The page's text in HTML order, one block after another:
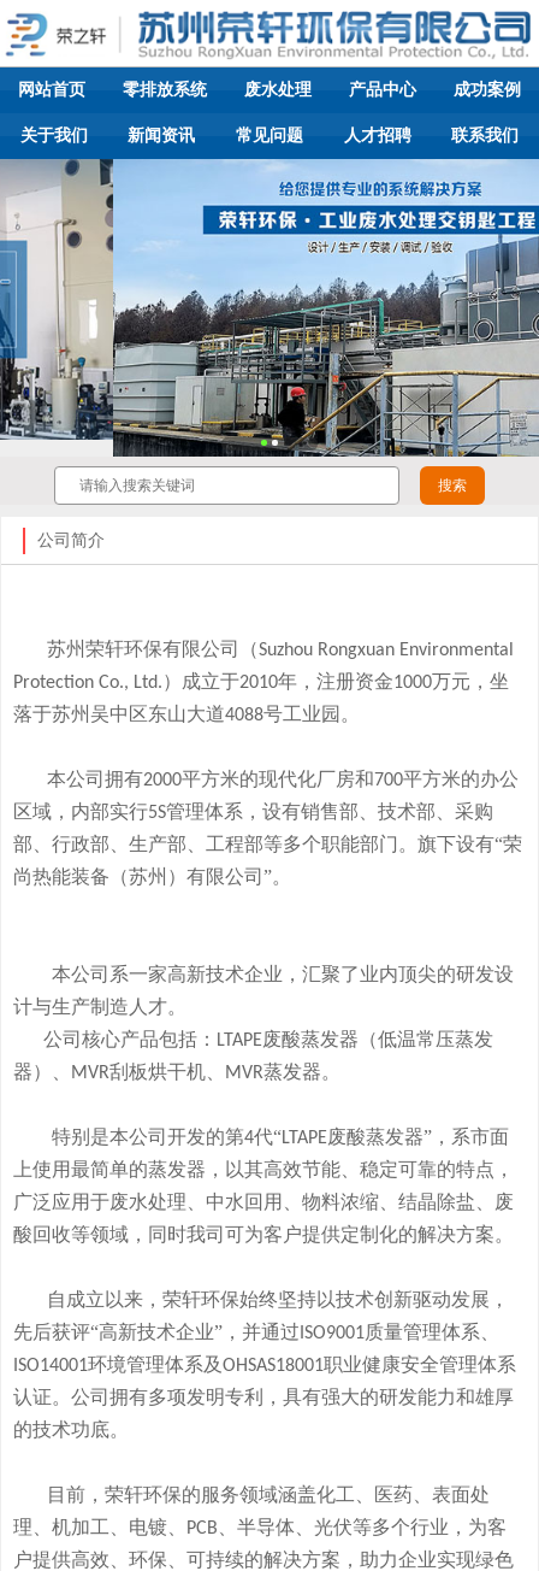
网站首页 零排放系统 废水处理 产品中心 成功案例
关于我们 新闻资讯 常见问题 人才招聘 联系我们
公司简介
苏州荣轩环保有限公司（Suzhou Rongxuan Environmental
Protection Co., Ltd.）成立于2010年，注册资金1000万元，坐
落于苏州吴中区东山大道4088号工业园。
本公司拥有2000平方米的现代化厂房和700平方米的办公
区域，内部实行5S管理体系，设有销售部、技术部、采购
部、行政部、生产部、工程部等多个职能部门。旗下设有“荣
尚热能装备（苏州）有限公司”。
本公司系一家高新技术企业，汇聚了业内顶尖的研发设
计与生产制造人才。
公司核心产品包括： LTAPE废酸蒸发器 （低温常压蒸发
器）、
MVR刮板烘干机、 MVR蒸发器。
特别是本公司开发的第4代“LTAPE废酸蒸发器” ，系市面
上使用最简单的蒸发器， 以其高效节能、稳定可靠的特点，
广泛应用于废水处理、中水回用、物料浓缩、结晶除盐、废
酸回收等领域， 同时我司可为客户提供定制化的解决方案。
自成立以来，荣轩环保始终坚持以技术创新驱动发展，
先后获评“高新技术企业”，并通过 ISO9001质量管理体系、
ISO14001环境管理体系及OHSAS18001职业健康安全管理体系
认证。公司拥有多项发明专利，具有强大的研发能力和雄厚
的技术功底。
目前，荣轩环保的服务领域涵盖化工、医药、表面处
理、机加工、电镀、
PCB
、半导体、光伏等多个行业，为客
户提供高效、环保、可持续的解决方案，助力企业实现绿色